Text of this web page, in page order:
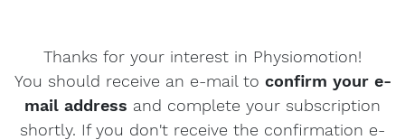
Thanks for your interest in Physiomotion!
You should receive an e-mail to confirm your e-
mail address and complete your subscription
shortly. If you don't receive the confirmation e-